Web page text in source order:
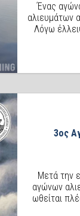
Ένας
αλιευμάτων
Λόγω
3ος
Μετά την
αγώνων
ωθείται